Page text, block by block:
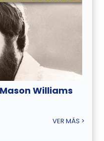
Williams
VER MÁS >